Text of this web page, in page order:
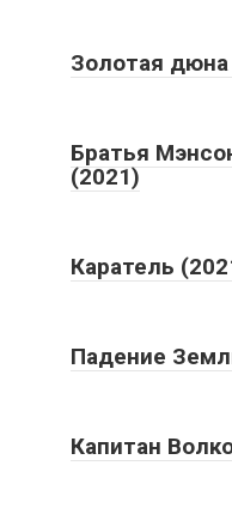
Золотая
Братья
(2021)
Каратель
Падение
Капитан